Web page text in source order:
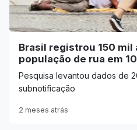
Brasil registrou 150
população de rua em
Pesquisa levantou dados de
subnotificação
2 meses atrás